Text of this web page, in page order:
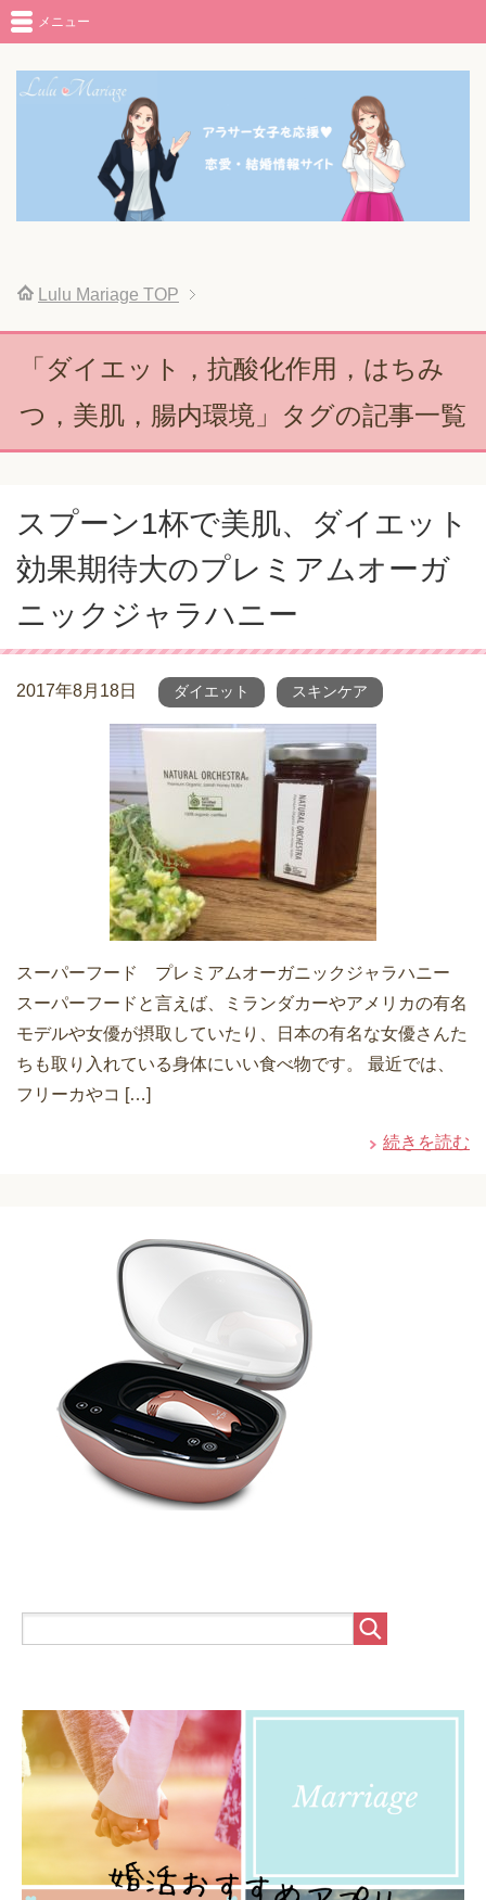
メニュー
Lulu Mariage TOP
「ダイエット，抗酸化作用，はちみ
つ，美肌，腸内環境」タグの記事一覧
スプーン1杯で美肌、ダイエット
効果期待大のプレミアムオーガ
ニックジャラハニー
2017年8月18日 ダイエット スキンケア
スーパーフード プレミアムオーガニックジャラハニー
スーパーフードと言えば、ミランダカーやアメリカの有名
モデルや女優が摂取していたり、日本の有名な女優さんた
ちも取り入れている身体にいい食べ物です。 最近では、
フリーカやコ […]
続きを読む